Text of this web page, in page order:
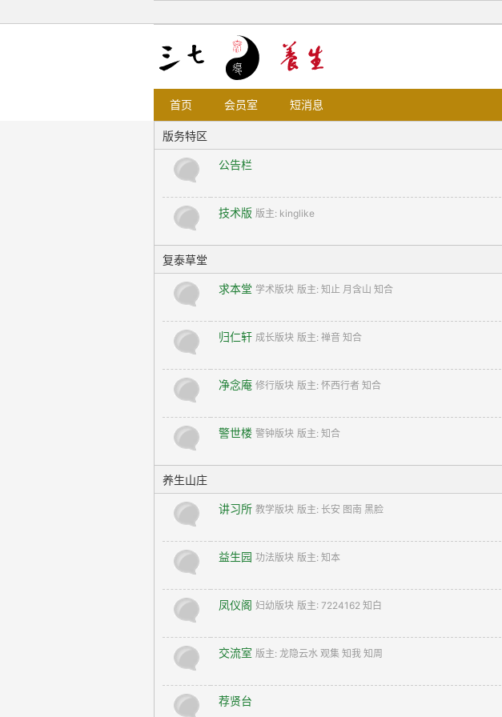
首页 会员室 短消息
版务特区
公告栏
技术版 版主: kinglike
复泰草堂
求本堂 学术版块 版主: 知止 月含山 知合
归仁轩 成长版块 版主: 禅音 知合
净念庵 修行版块 版主: 怀西行者 知合
警世楼 警钟版块 版主: 知合
养生山庄
讲习所 教学版块 版主: 长安 图南 黑脸
益生园 功法版块 版主: 知本
凤仪阁 妇幼版块 版主: 7224162 知白
交流室 版主: 龙隐云水 观集 知我 知周
荐贤台